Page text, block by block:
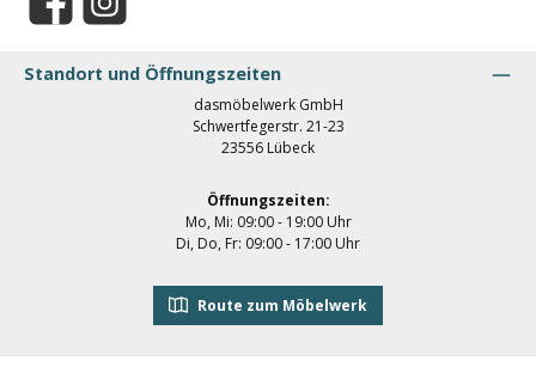
Facebook Instagram
Standort und Öffnungszeiten
dasmöbelwerk GmbH
Schwertfegerstr. 21-23
23556 Lübeck
Öffnungszeiten:
Mo, Mi: 09:00 - 19:00 Uhr
Di, Do, Fr: 09:00 - 17:00 Uhr
Route zum Möbelwerk